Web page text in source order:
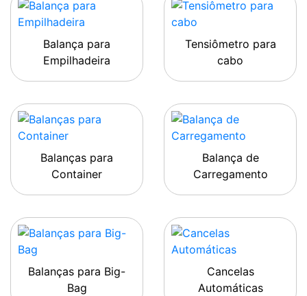
Balança para
Empilhadeira
Tensiômetro para
cabo
Balanças para
Container
Balança de
Carregamento
Balanças para Big-
Bag
Cancelas
Automáticas